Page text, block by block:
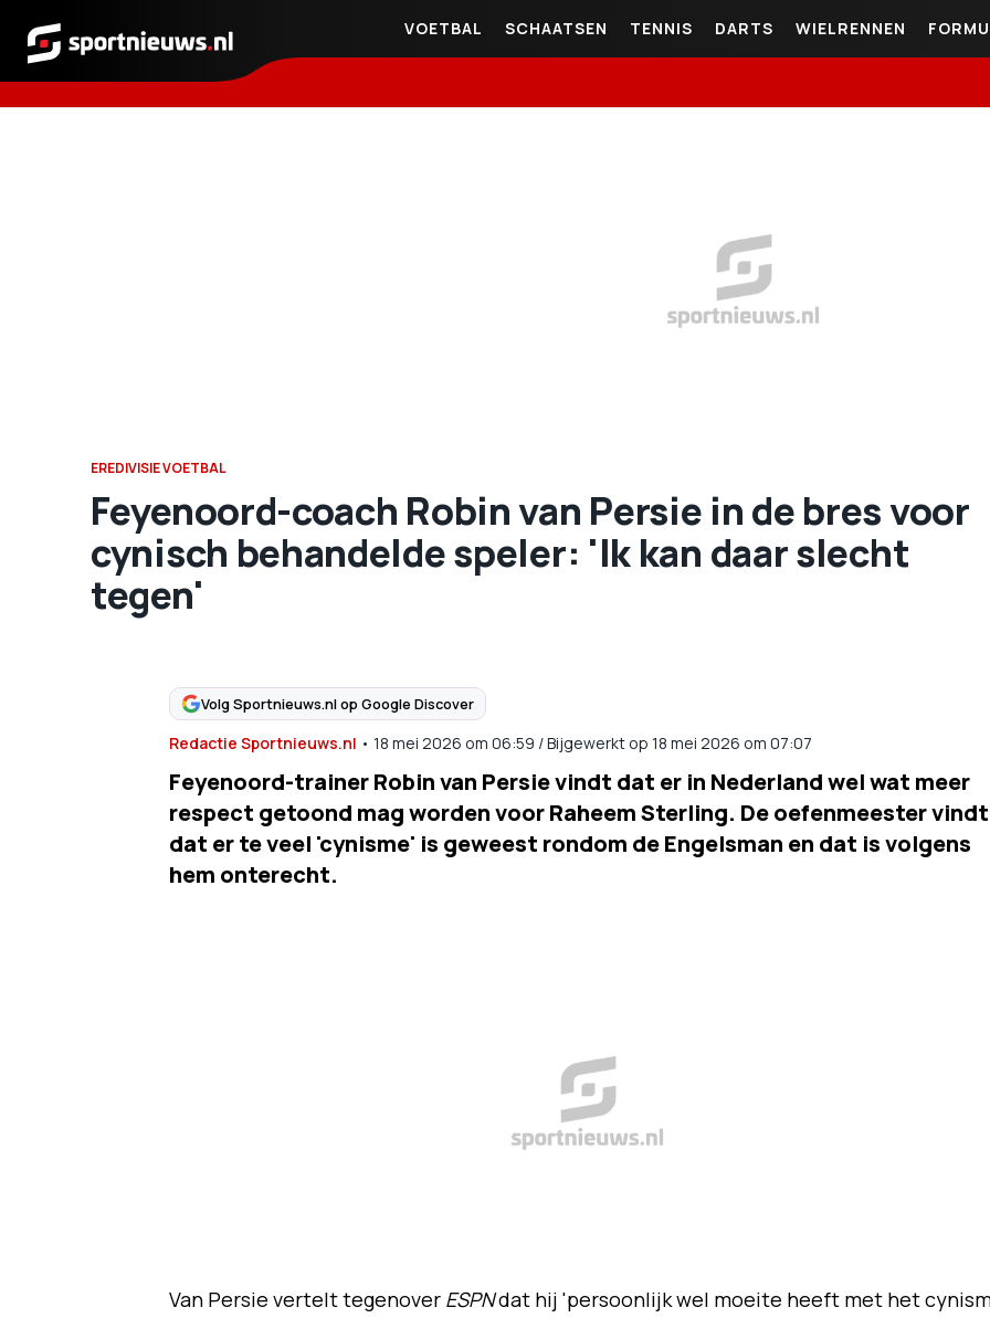
Sportnieuws.nl
VOETBAL SCHAATSEN TENNIS DARTS WIELRENNEN
EREDIVISIE VOETBAL
Feyenoord-coach Robin van Persie in de bres voor
cynisch behandelde speler: 'Ik kan daar slecht
tegen'
Volg Sportnieuws.nl op Google Discover
Redactie Sportnieuws.nl • 18 mei 2026 om 06:59 /Bijgewerkt op 18 mei 2026 om 07:07
Feyenoord-trainer Robin van Persie vindt dat er in Nederland wel wat meer
respect getoond mag worden voor Raheem Sterling. De oefenmeester vindt
dat er te veel 'cynisme' is geweest rondom de Engelsman en dat is volgens
hem onterecht.
Van Persie vertelt tegenover ESPNdat hij 'persoonlijk wel moeite heeft met het